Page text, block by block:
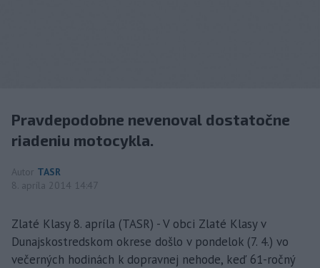
Pravdepodobne nevenoval dostatočne
riadeniu motocykla.
Autor TASR
8. apríla 2014 14:47
Zlaté Klasy 8. apríla (TASR) - V obci Zlaté Klasy v
Dunajskostredskom okrese došlo v pondelok (7. 4.) vo
večerných hodinách k dopravnej nehode, keď 61-ročný